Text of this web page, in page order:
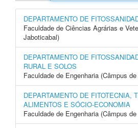
DEPARTAMENTO DE
Faculdade de Ciências Agrárias e
Jaboticabal)
DEPARTAMENTO DE
RURAL E SOLOS
Faculdade de Engenharia (Câmpus
DEPARTAMENTO DE FITOTECNIA,
ALIMENTOS E SÓCIO-ECONOMIA
Faculdade de Engenharia (Câmpus